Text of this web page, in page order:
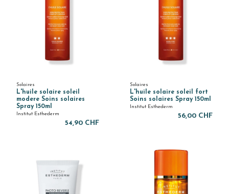
Solaires
L'huile solaire soleil
modere Soins solaires
Spray 150ml
Institut Esthederm
54,90 CHF
Solaires
L'huile solaire soleil fort
Soins solaires Spray 150ml
Institut Esthederm
56,00 CHF